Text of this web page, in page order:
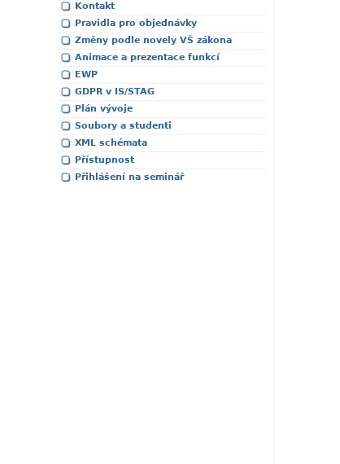
Kontakt
Pravidla pro objednávky
Změny podle novely VŠ zákona
Animace a prezentace funkcí
EWP
GDPR v IS/STAG
Plán vývoje
Soubory a studenti
XML schémata
Přístupnost
Přihlášení na seminář